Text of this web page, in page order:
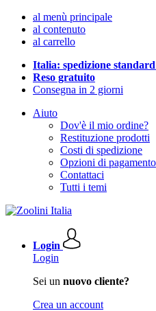
al menù principale
al contenuto
al carrello
Italia: spedizione
Reso gratuito
Consegna in 2 giorni
Aiuto
Dov'è il mio ordine?
Restituzione prodotti
Costi di spedizione
Opzioni di pagamento
Contattaci
Tutti i temi
Login
Login
Sei un nuovo cliente?
Crea un account